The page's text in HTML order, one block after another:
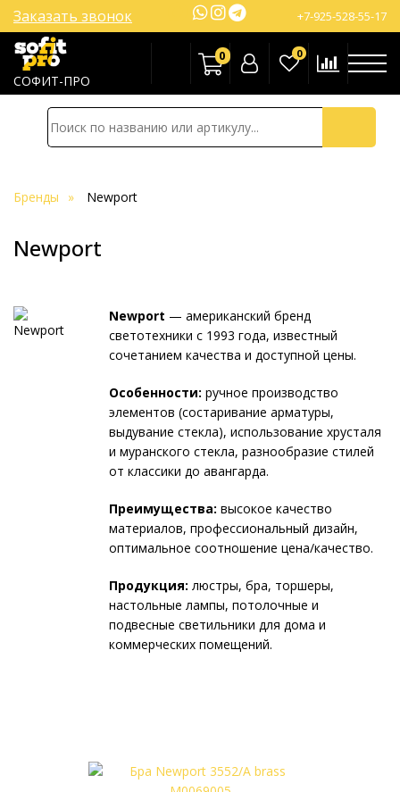
СОФИТ-ПРО
+7-925-528-55-17
Заказать звонок
0 0
Бренды Newport
Newport
Newport — американский бренд
светотехники с 1993 года, известный
сочетанием качества и доступной цены.
Особенности: ручное производство
элементов (состаривание арматуры,
выдувание стекла), использование хрусталя
и муранского стекла, разнообразие стилей
от классики до авангарда.
Преимущества: высокое качество
материалов, профессиональный дизайн,
оптимальное соотношение цена/качество.
Продукция: люстры, бра, торшеры,
настольные лампы, потолочные и
подвесные светильники для дома и
коммерческих помещений.